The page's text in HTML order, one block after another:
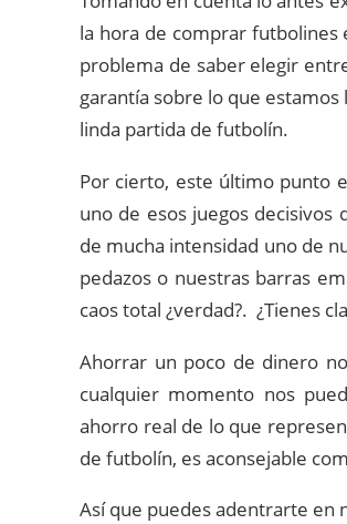
la hora de comprar futbolines
problema de saber elegir
garantía sobre lo que
linda partida de futbolín.
Por cierto, este último punto
uno de esos juegos
de mucha intensidad uno de
pedazos o nuestras barras
caos total ¿verdad?. ¿Tienes
Ahorrar un poco de dinero
cualquier momento nos
ahorro real de lo que
de futbolín, es aconsejable
Así que puedes adentrarte en